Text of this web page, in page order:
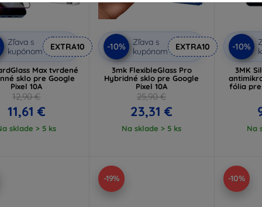
Zľava s
kupónom
EXTRA10
Max tvrdené
sklo pre Google
Pixel 10A
12,90 €
11,61 €
sklade > 5 ks
-10%
Zľava s
kupónom
EXTRA10
3mk FlexibleGlass Pro
Hybridné sklo pre Google
Pixel 10A
25,90 €
23,31 €
Na sklade > 5 ks
-10%
3MK
fólia pre
Na
-19% -10%